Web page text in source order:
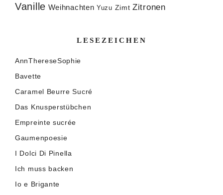
Vanille Weihnachten Yuzu Zimt Zitronen
LESEZEICHEN
AnnThereseSophie
Bavette
Caramel Beurre Sucré
Das Knusperstübchen
Empreinte sucrée
Gaumenpoesie
I Dolci Di Pinella
Ich muss backen
Io e Brigante